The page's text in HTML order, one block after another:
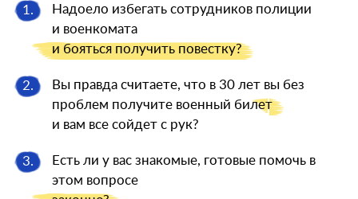
1.
Надоело избегать сотрудников полиции
и военкомата
и бояться получить повестку?
2.
Вы правда считаете, что в 30 лет вы без
проблем получите военный билет
и вам все сойдет с рук?
3.
Есть ли у вас знакомые, готовые помочь в
этом вопросе